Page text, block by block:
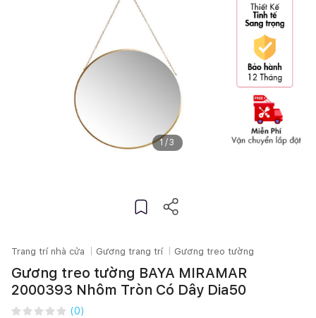
1 /3
Trang trí nhà cửa Gương trang trí Gương treo tường
Gương treo tường BAYA MIRAMAR
2000393 Nhôm Tròn Có Dây Dia50
(0)